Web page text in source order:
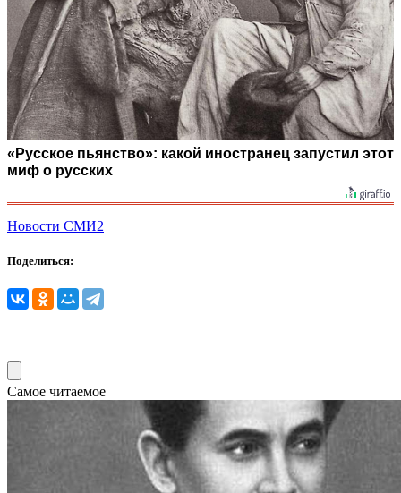
«Русское пьянство»: какой иностранец запустил этот
миф о русских
Новости СМИ2
Поделиться:
Самое читаемое